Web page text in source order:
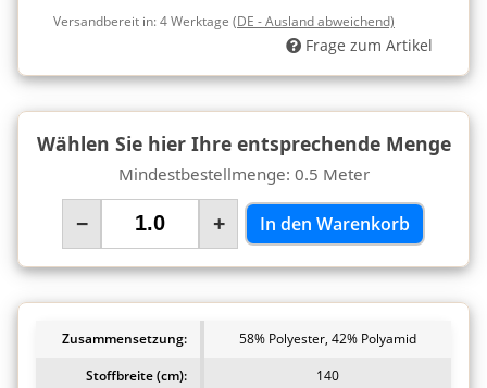
Versandbereit in:4 Werktage (DE - Ausland abweichend)
Frage zum Artikel
Wählen Sie hier Ihre entsprechende Menge
Mindestbestellmenge: 0.5 Meter
− + In den Warenkorb
Zusammensetzung:
58% Polyester, 42% Polyamid
Stoffbreite (cm):
140